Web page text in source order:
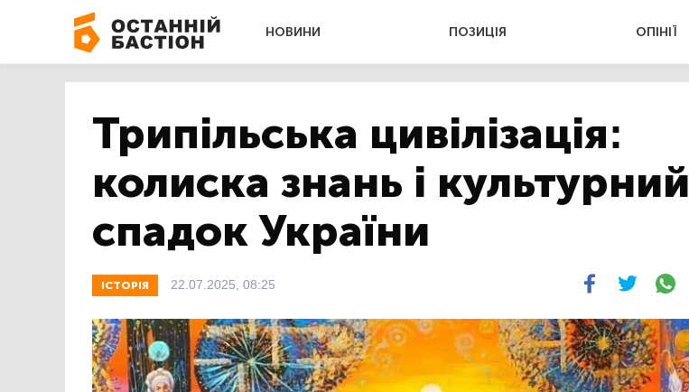
НОВИНИ ПОЗИЦІЯ ОПІНІЇ
Трипільська цивілізація:
колиска знань і культурний
спадок України
ІСТОРІЯ 22.07.2025, 08:25